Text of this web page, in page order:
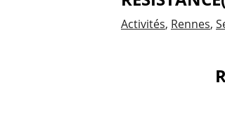
Activités Rennes